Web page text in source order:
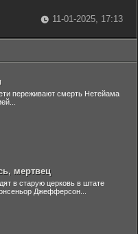
11-01-2025, 17:13
переживают смерть Нетейама
мертвец
в старую церковь в штате
Джефферсон...